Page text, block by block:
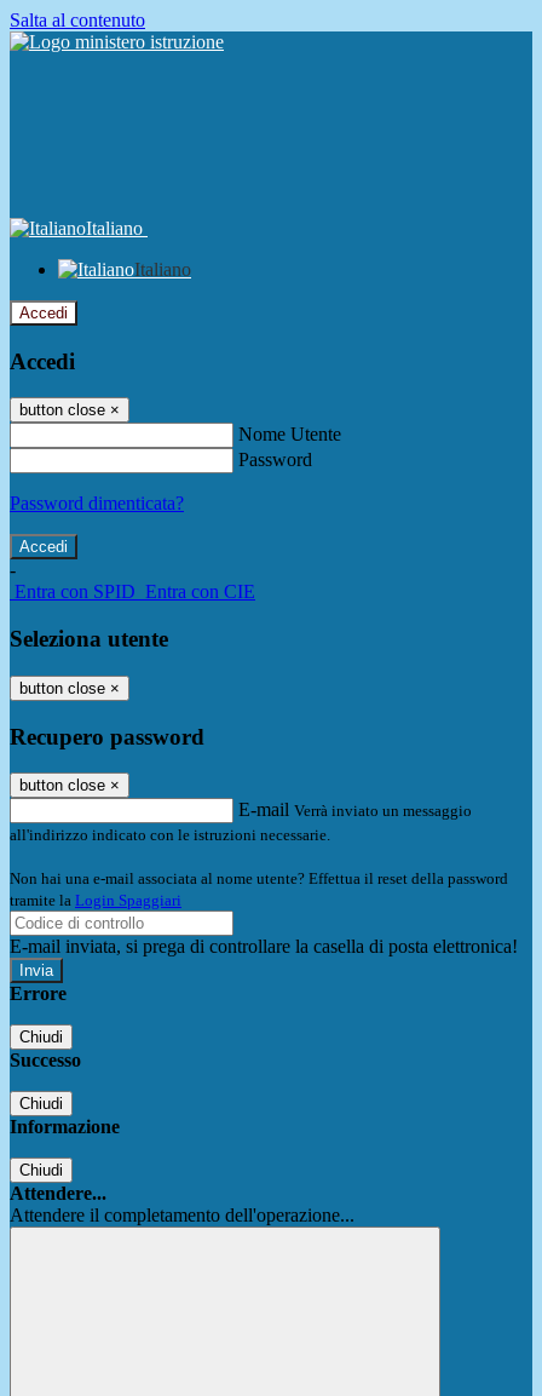
Salta al contenuto
Italiano
Italiano
Accedi
Accedi
button close ×
Nome Utente
Password
Password dimenticata?
-
Entra con SPID Entra con CIE
Seleziona utente
button close ×
Recupero password
button close ×
E-mail Verrà inviato un messaggio
all'indirizzo indicato con le istruzioni necessarie.
Non hai una e-mail associata al nome utente? Effettua il reset della password
tramite la Login Spaggiari
E-mail inviata, si prega di controllare la casella di posta elettronica!
Errore
Chiudi
Successo
Chiudi
Informazione
Chiudi
Attendere...
Attendere il completamento dell'operazione...